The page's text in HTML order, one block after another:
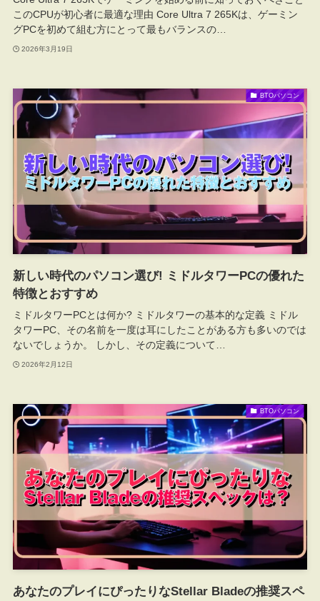
このCPUが初心者に最適な理由 Core Ultra 7 265Kは、ゲーミン
グPCを初めて組む方にとって最もバランスの…
2026年3月19日
BTOパソコン
新しい時代のパソコン選び! ミドルタワーPCの優れた
特徴とおすすめ
ミドルタワーPCとは何か? ミドルタワーの基本的な定義 ミドル
タワーPC、その名前を一度は耳にしたことがある方も多いのでは
ないでしょうか。 しかし、その定義について…
2026年2月12日
BTOパソコン
あなたのプレイにぴったりなStellar Bladeの推奨スペ